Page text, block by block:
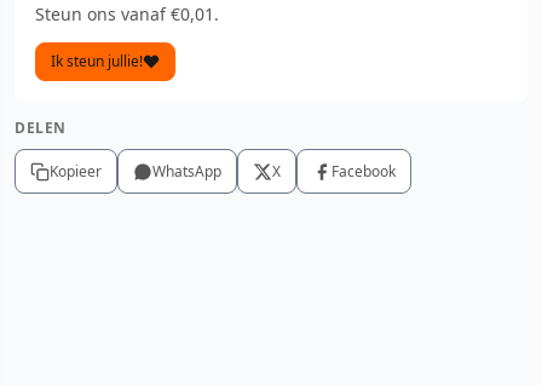
Steun ons vanaf €0,01.
Ik steun jullie!
DELEN
Kopieer WhatsApp X Facebook